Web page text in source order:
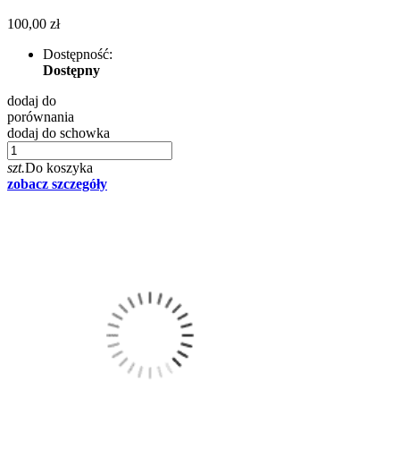
100,00 zł
Dostępność:
Dostępny
dodaj do
porównania
dodaj do schowka
szt.Do koszyka
zobacz szczegóły